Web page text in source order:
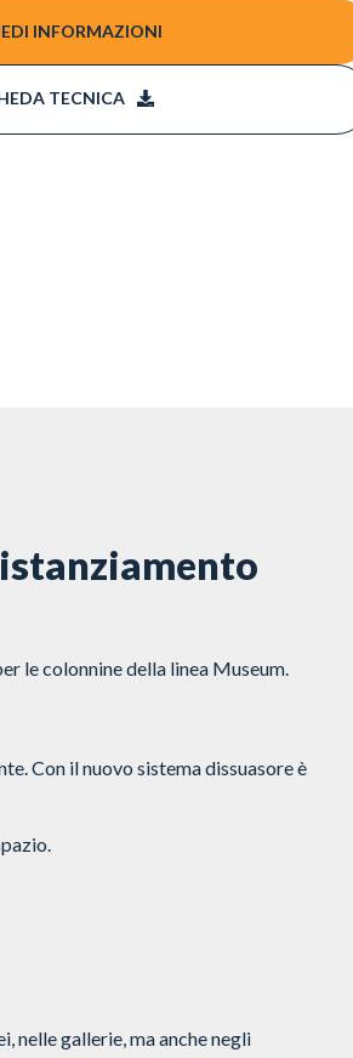
INFORMAZIONI
TECNICA
le colonnine della linea Museum.
Con il nuovo sistema dissuasore è
nelle gallerie, ma anche negli